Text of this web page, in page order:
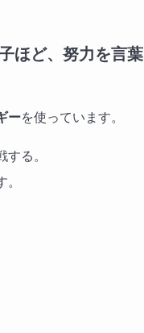
ほど、努力を言
ーを使っています。
る。